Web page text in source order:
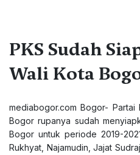
PKS Sudah
Wali Kota
mediabogor.com Bogor- Partai
Bogor rupanya sudah
Bogor untuk periode 2019-
Rukhyat, Najamudin, Jajat